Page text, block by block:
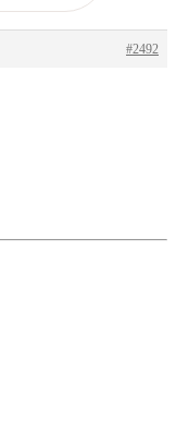
#2492